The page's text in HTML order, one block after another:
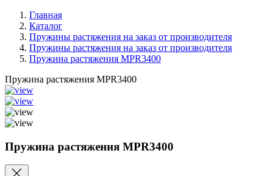
Главная
Каталог
Пружины растяжения на заказ от производителя
Пружины растяжения на заказ от производителя
Пружина растяжения MPR3400
Пружина растяжения MPR3400
Пружина растяжения MPR3400